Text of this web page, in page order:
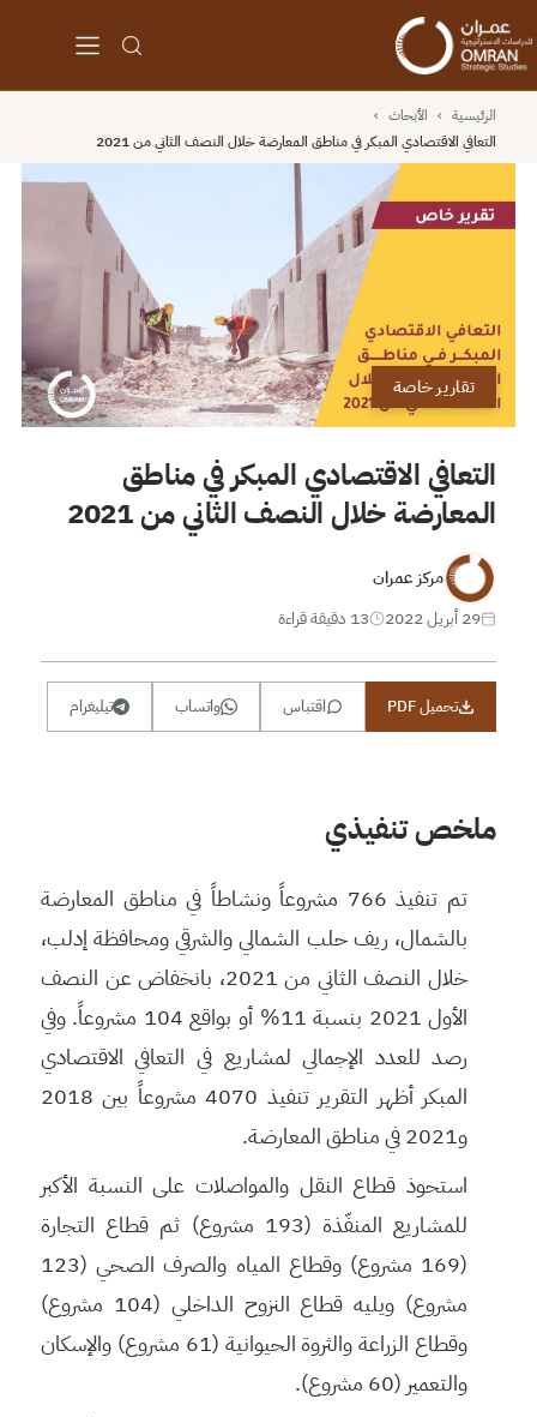
الرئيسية › الأبحاث ›
التعافي الاقتصادي المبكر في مناطق المعارضة خلال النصف الثاني من 2021
تقارير خاصة
التعافي الاقتصادي المبكر في مناطق
المعارضة خلال النصف الثاني من 2021
مركز عمران
29 أبريل 2022
13 دقيقة قراءة
تحميل PDF اقتباس واتساب تيليغرام
ملخص تنفيذي
تم تنفيذ 766 مشروعاً ونشاطاً في مناطق المعارضة
بالشمال، ريف حلب الشمالي والشرقي ومحافظة إدلب،
خلال النصف الثاني من 2021، بانخفاض عن النصف
الأول 2021 بنسبة 11% أو بواقع 104 مشروعاً. وفي
رصد للعدد الإجمالي لمشاريع في التعافي الاقتصادي
المبكر أظهر التقرير تنفيذ 4070 مشروعاً بين 2018
و2021 في مناطق المعارضة.
استحوذ قطاع النقل والمواصلات على النسبة الأكبر
للمشاريع المنفّذة (193 مشروع) ثم قطاع التجارة
(169 مشروع) وقطاع المياه والصرف الصحي (123
مشروع) ويليه قطاع النزوح الداخلي (104 مشروع)
وقطاع الزراعة والثروة الحيوانية (61 مشروع) والإسكان
والتعمير (60 مشروع).